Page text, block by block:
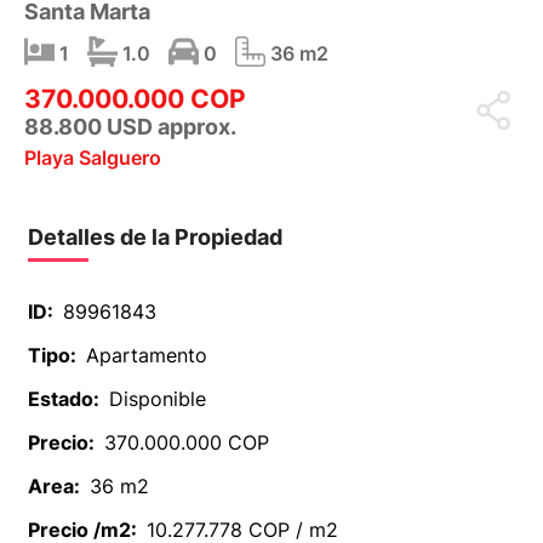
Santa Marta
1 1.0 0 36 m2
370.000.000 COP
88.800 USD approx.
Playa Salguero
Detalles de la Propiedad
ID: 89961843
Tipo: Apartamento
Estado: Disponible
Precio: 370.000.000 COP
Area: 36 m2
Precio /m2: 10.277.778 COP / m2